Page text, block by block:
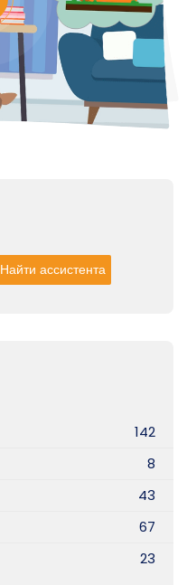
Найти ассистента
142
8
43
67
23